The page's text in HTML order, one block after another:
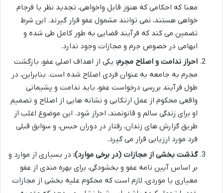
معنا که احکامی که هنوز قابل واخواهی، تجدید نظر یا فرجام
خواهی هستند، نمی توانند مشمول عفو قرار گیرند. این شرط
تضمین می کند که فرآیند قضایی به طور کامل طی شده و
ابهامی در خصوص جرم و مجازات وجود ندارد.
احراز ندامت و اصلاح مجرم: یکی از اهداف اصلی عفو، بازگشت
مجرم به جامعه به عنوان فردی اصلاح شده است. بنابراین، در
طول فرآیند بررسی درخواست عفو، باید ندامت و پشیمانی
واقعی محکوم از عمل ارتکابی و نشانه هایی از اصلاح و تصمیم
او برای زندگی سالم و قانونمند، احراز شود. این موضوع اغلب از
طریق گزارش های زندان، رفتار در دوران حبس، و سوابق قبلی
فرد مورد ارزیابی قرار می گیرد.
گذشت بخشی از مجازات (در برخی موارد): در بسیاری از موارد و
بر اساس آیین نامه عفو و بخشودگی، برای بهره مندی از عفو
معیاری یا موردی، لازم است که محکوم علیه بخشی از مجازات